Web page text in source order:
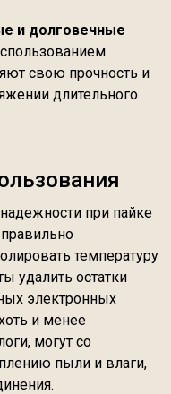
и долговечные
свою прочность и
длительного
при пайке
температуру
удалить остатки
электронных
и менее
могут со
пыли и влаги,